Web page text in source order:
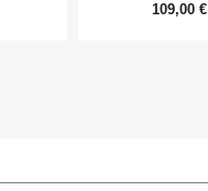
109,00 €